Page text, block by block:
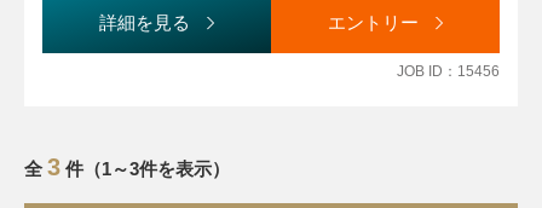
・相続案件に伴う相続人確定及び登記
・弁護士、税理士の顧問先企業からの商業登記
・弁護士、税理士とチームになり事業承継案件に関する商業
（ネット銀行含む）も一定数ございます。
います。
能な方、大歓迎です。時期・タイミング等により、各オフィ
から経験を積みたい方まで幅広く検討したいと考えています
詳細を見る エントリー
JOB ID：15456
全 3 件（1～3件を表示）